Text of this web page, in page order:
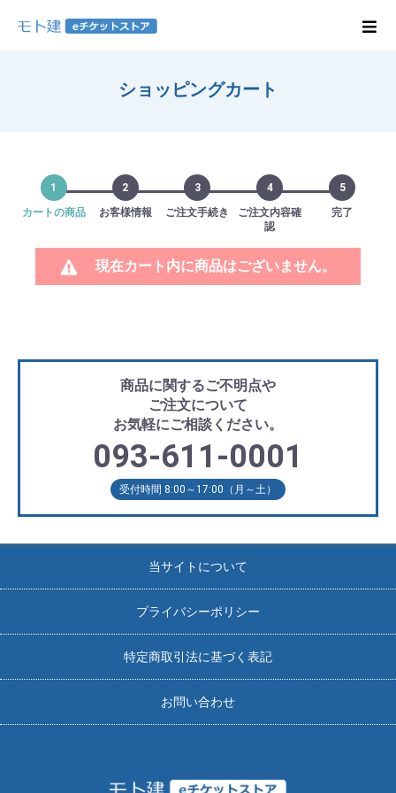
ショッピングカート
1
カートの商品
2
お客様情報
3
ご注文手続き
4
ご注文内容確
認
5
完了
現在カート内に商品はございません。
商品に関するご不明点や
ご注文について
お気軽にご相談ください。
093-611-0001
受付時間 8:00～17:00（月～土）
当サイトについて
プライバシーポリシー
特定商取引法に基づく表記
お問い合わせ